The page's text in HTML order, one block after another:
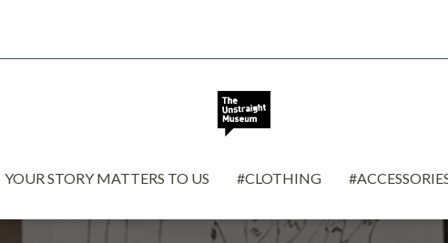
YOUR STORY MATTERS TO US #CLOTHING